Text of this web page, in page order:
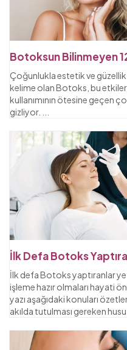
Botoksun Bilinmeyen
Çoğunlukla estetik ve güzellik
kelime olan Botoks, bu
kullanımının ötesine geçen
gizliyor.
İlk Defa Botoks
İlk defa Botoks yaptıranlar
işleme hazır olmaları hayati
yazı aşağıdaki konuları
akılda tutulması gereken husu